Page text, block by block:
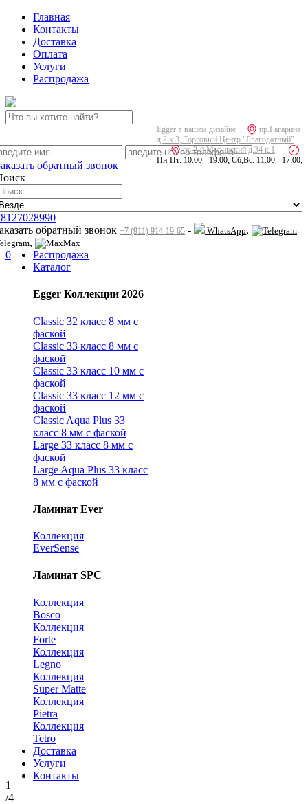
Главная
Контакты
Доставка
Оплата
Услуги
Распродажа
Egger в вашем дизайне
пр.Гагарина
д.2 к.3, Торговый Центр "Благодатный"
пр.2-й Муринский д.34 к.1
Пн-Пт: 10:00 - 19:00; Сб,Вс: 11:00 - 17:00;
обратный звонок
обратный звонок +7 (911) 914-19-65 - WhatsApp,
, Max
0
Распродажа
Каталог
Egger Коллекции 2026
Classic 32 класс 8 мм с
фаской
Classic 33 класс 8 мм с
фаской
Classic 33 класс 10 мм с
фаской
Classic 33 класс 12 мм с
фаской
Classic Aqua Plus 33
класс 8 мм с фаской
Large 33 класс 8 мм с
фаской
Large Aqua Plus 33 класс
8 мм с фаской
Ламинат Ever
Коллекция
EverSense
Ламинат SPC
Коллекция
Bosco
Коллекция
Forte
Коллекция
Legno
Коллекция
Super Matte
Коллекция
Pietra
Коллекция
Tetro
Доставка
Услуги
Контакты
1
/4